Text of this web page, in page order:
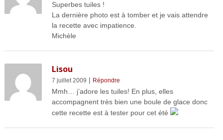
Superbes tuiles !
La dernière photo est à tomber et je vais attendre
la recette avec impatience.
Michèle
Lisou
7 juillet 2009 | Répondre
Mmh… j’adore les tuiles! En plus, elles
accompagnent très bien une boule de glace donc
cette recette est à tester pour cet été